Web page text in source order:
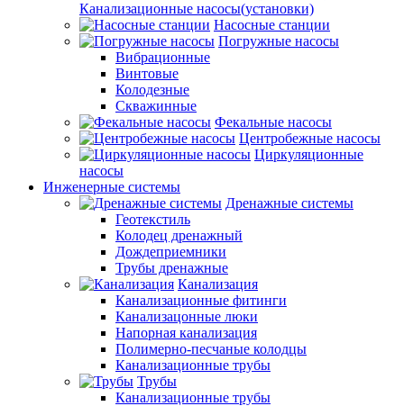
Канализационные насосы(установки)
Насосные станции
Погружные насосы
Вибрационные
Винтовые
Колодезные
Скважинные
Фекальные насосы
Центробежные насосы
Циркуляционные
насосы
Инженерные системы
Дренажные системы
Геотекстиль
Колодец дренажный
Дождеприемники
Трубы дренажные
Канализация
Канализационные фитинги
Канализацонные люки
Напорная канализация
Полимерно-песчаные колодцы
Канализационные трубы
Трубы
Канализационные трубы